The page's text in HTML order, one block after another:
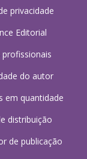
privacidade
Editorial
profissionais
do autor
em quantidade
distribuição
de publicação